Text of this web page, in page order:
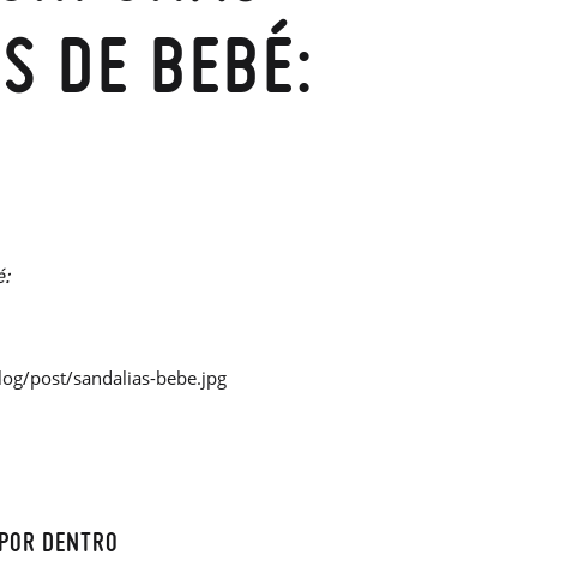
DE BEBÉ:
DENTRO